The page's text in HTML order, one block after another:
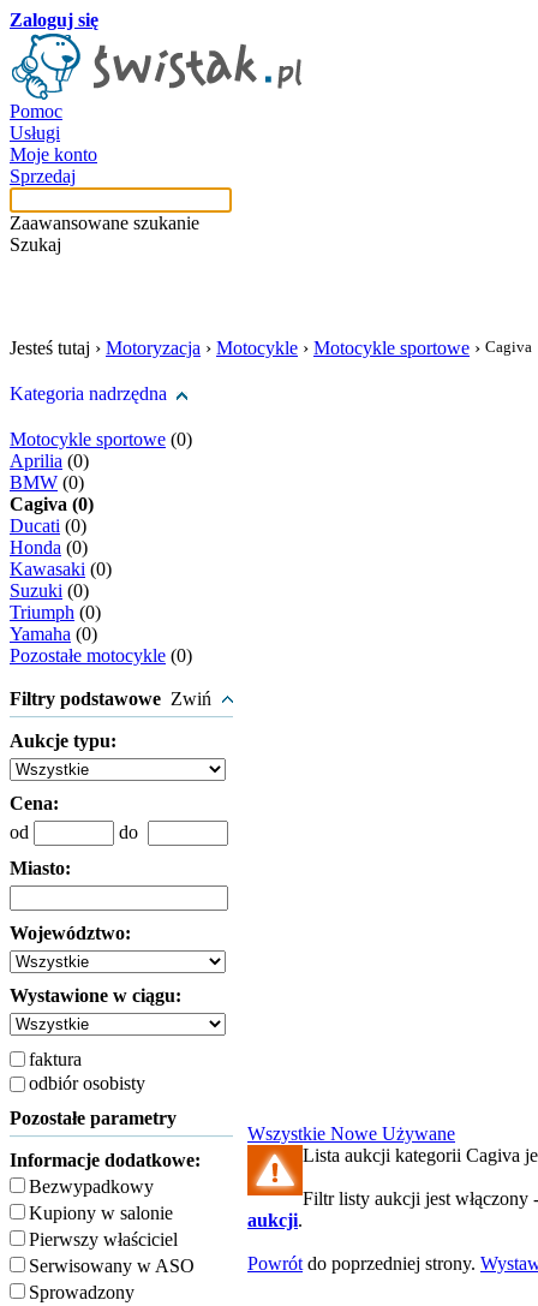
Zaloguj się
Pomoc
Usługi
Moje konto
Sprzedaj
Zaawansowane szukanie
Szukaj
Jesteś tutaj › Motoryzacja › Motocykle › Motocykle sportowe › Cagiva
Kategoria nadrzędna
Motocykle sportowe (0)
Aprilia (0)
BMW (0)
Cagiva (0)
Ducati (0)
Honda (0)
Kawasaki (0)
Suzuki (0)
Triumph (0)
Yamaha (0)
Pozostałe motocykle (0)
Filtry podstawowe Zwiń
Aukcje typu:
Cena:
od
do
Miasto:
Województwo:
Wystawione w ciągu:
faktura
odbiór osobisty
Pozostałe parametry
Informacje dodatkowe:
Bezwypadkowy
Kupiony w salonie
Pierwszy właściciel
Serwisowany w ASO
Sprowadzony
Wszystkie Nowe Używane
Lista aukcji kategorii Cagiva
Filtr listy aukcji jest włączony
aukcji.
Powrót do poprzedniej strony.